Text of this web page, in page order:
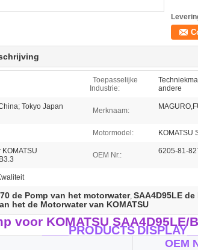
Toepasselijke
Industrie:
andere
Tokyo Japan Merknaam:
Motormodel: KOMATSU
KOMATSU
OEM Nr.: 6205-81-
de Pomp van het motorwater, SAA4D95LE
het de Motorwater van KOMATSU
voor KOMATSU SAA4D95LE/
____PRODUCTS
OEM